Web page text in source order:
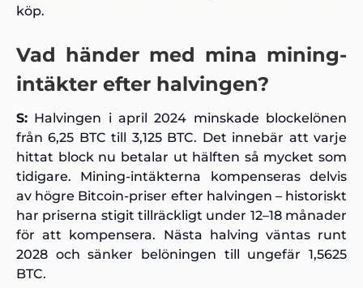
köp.
Vad händer med mina mining-
intäkter efter halvingen?
S: Halvingen i april 2024 minskade blockelönen
från 6,25 BTC till 3,125 BTC. Det innebär att varje
hittat block nu betalar ut hälften så mycket som
tidigare. Mining-intäkterna kompenseras delvis
av högre Bitcoin-priser efter halvingen – historiskt
har priserna stigit tillräckligt under 12–18 månader
för att kompensera. Nästa halving väntas runt
2028 och sänker belöningen till ungefär 1,5625
BTC.